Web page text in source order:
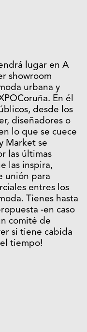
lugar en A
showroom
urbana y
En él
desde los
diseñadores o
lo que se cuece
Market se
las últimas
las inspira,
unión para
entres los
Tienes hasta
-en caso
comité de
si tiene cabida
tiempo!